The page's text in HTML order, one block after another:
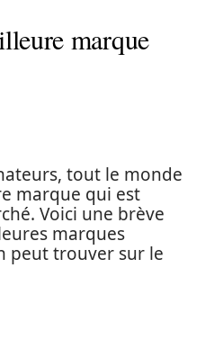
marque
tout le monde
marque qui est
Voici une brève
marques
peut trouver sur le